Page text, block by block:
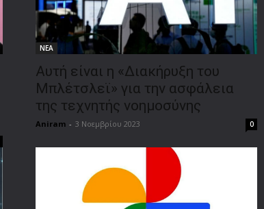
ΝΕΑ
Αυτή είναι η «Διακήρυξη του
Μπλέτσλεϊ» για την ασφάλεια
της τεχνητής νοημοσύνης
Aniram - 3 Νοεμβρίου 2023 0